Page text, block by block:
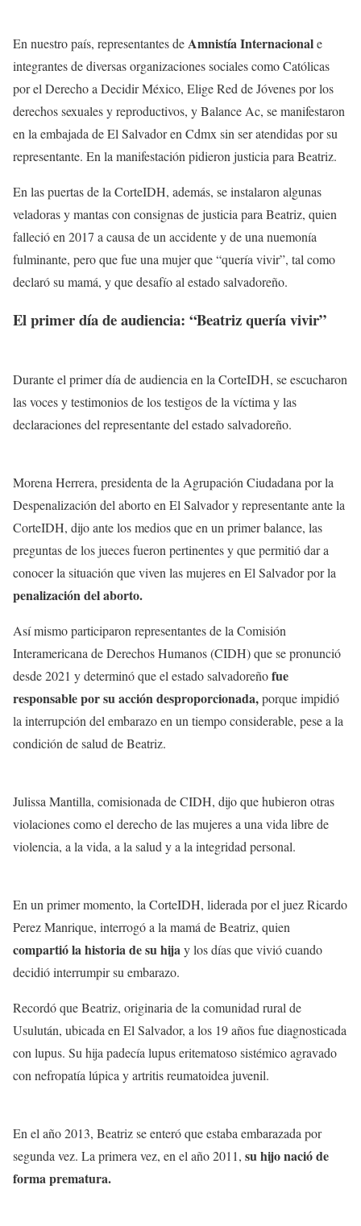
En nuestro país, representantes deAmnistía Internacionale
integrantes de diversas organizaciones sociales como Católicas
por el Derecho a Decidir México, Elige Red de Jóvenes por los
derechos sexuales y reproductivos, y Balance Ac, se manifestaron
en la embajada de El Salvador en Cdmx sin ser atendidas por su
representante. En la manifestación pidieron justicia para Beatriz.
En las puertas de la CorteIDH, además, se instalaron algunas
veladoras y mantas con consignas de justicia para Beatriz, quien
falleció en 2017 a causa de un accidente y de una nuemonía
fulminante, pero que fue una mujer que “quería vivir”, tal como
declaró su mamá, y que desafío al estado salvadoreño.
El primer día de audiencia: “Beatriz quería vivir”
Durante el primer día de audiencia en la CorteIDH, se escucharon
las voces y testimonios de los testigos de la víctima y las
declaraciones del representante del estado salvadoreño.
Morena Herrera, presidenta de la Agrupación Ciudadana por la
Despenalización del aborto en El Salvador y representante ante la
CorteIDH, dijo ante los medios que en un primer balance, las
preguntas de los jueces fueron pertinentes y que permitió dar a
conocer la situación que viven las mujeres en El Salvador por la
penalización del aborto.
Así mismo participaron representantes de la Comisión
Interamericana de Derechos Humanos (CIDH) que se pronunció
desde 2021 y determinó que el estado salvadoreñofue
responsable por su acción desproporcionada,porque impidió
la interrupción del embarazo en un tiempo considerable, pese a la
condición de salud de Beatriz.
Julissa Mantilla, comisionada de CIDH, dijo que hubieron otras
violaciones como el derecho de las mujeres a una vida libre de
violencia, a la vida, a la salud y a la integridad personal.
En un primer momento, la CorteIDH, liderada por el juez Ricardo
Perez Manrique, interrogó a la mamá de Beatriz, quien
compartió la historia de su hijay los días que vivió cuando
decidió interrumpir su embarazo.
Recordó que Beatriz, originaria de la comunidad rural de
Usulután, ubicada en El Salvador, a los 19 años fue diagnosticada
con lupus. Su hija padecía lupus eritematoso sistémico agravado
con nefropatía lúpica y artritis reumatoidea juvenil.
En el año 2013, Beatriz se enteró que estaba embarazada por
segunda vez. La primera vez, en el año 2011, su hijo nació de
forma prematura.